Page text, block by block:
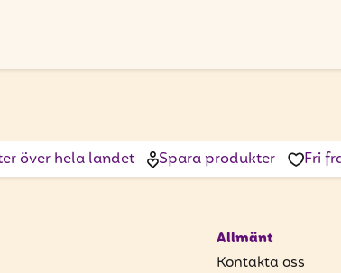
över hela landet Spara produkter Fri
Allmänt
Kontakta oss